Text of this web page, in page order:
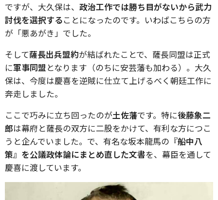
ですが、大久保は、 政治工作では勝ち目がないから武力
討伐を選択することになったのです。いわばこちらの方
が「悪あがき」でした。
そして薩長出兵盟約が結ばれたことで、薩長同盟は正式
に軍事同盟となります（のちに安芸藩も加わる）。大久
保は、今度は慶喜を逆賊に仕立て上げるべく朝廷工作に
奔走しました。
ここで巧みに立ち回ったのが土佐藩です。特に後藤象二
郎は幕府と薩長の双方に二股をかけて、有利な方につこ
うと企んでいました。で、有名な坂本龍馬の 『船中八
策』を公議政体論にまとめ直した文書を、幕臣を通して
慶喜に渡しています。